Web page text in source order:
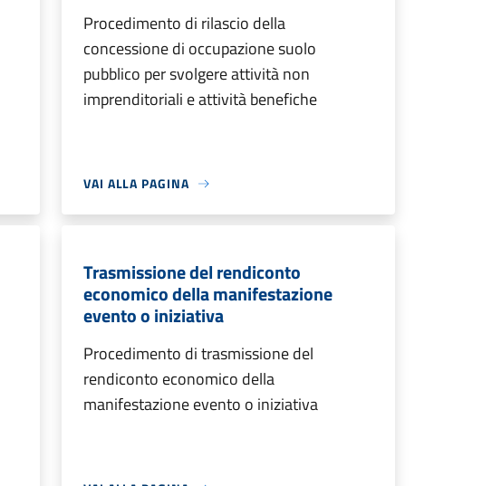
Procedimento di rilascio della
concessione di occupazione suolo
pubblico per svolgere attività non
imprenditoriali e attività benefiche
VAI ALLA PAGINA
Trasmissione del rendiconto
economico della manifestazione
evento o iniziativa
Procedimento di trasmissione del
rendiconto economico della
manifestazione evento o iniziativa